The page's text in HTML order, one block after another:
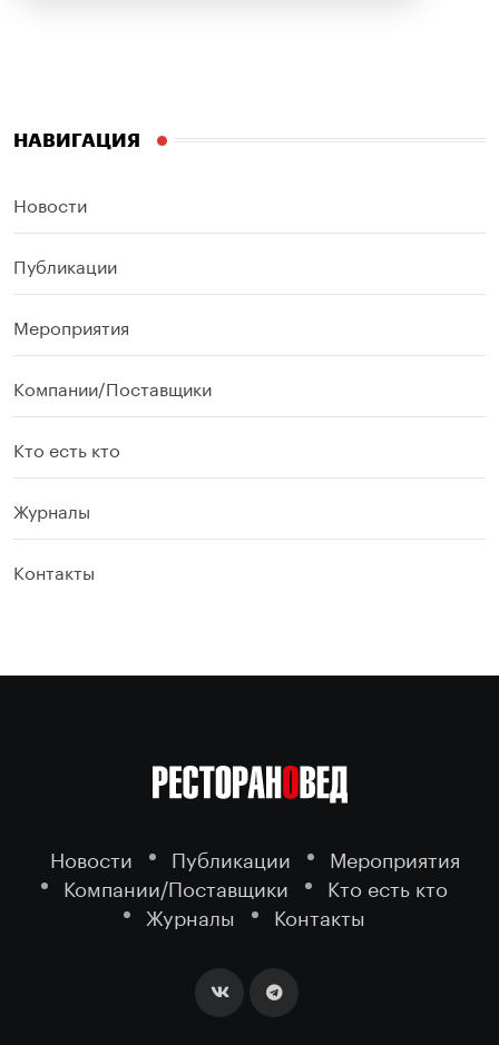
НАВИГАЦИЯ
Новости
Публикации
Мероприятия
Компании/Поставщики
Кто есть кто
Журналы
Контакты
Новости Публикации
Мероприятия
Компании/Поставщики
Кто есть кто
Журналы
Контакты